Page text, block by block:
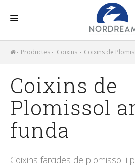
INICI
PRODUCTES
FARCIT NÒRDIC
NOTÍCIES
Productes Coixins Coixins de
Coixins de
Plomissol
funda
Coixins farcides de plomissol i